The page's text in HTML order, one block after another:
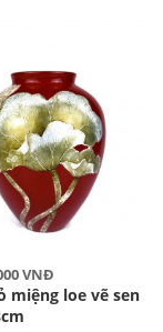
VNĐ
miệng loe vẽ sen